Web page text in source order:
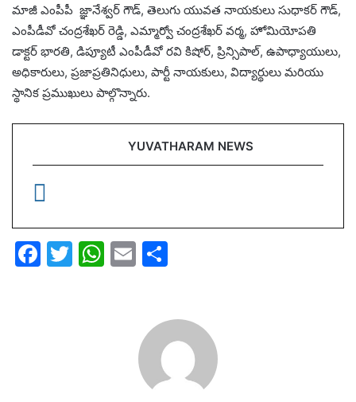
మాజీ ఎంపీపీ జ్ఞానేశ్వర్ గౌడ్, తెలుగు యువత నాయకులు సుధాకర్ గౌడ్,
ఎంపీడీవో చంద్రశేఖర్ రెడ్డి, ఎమ్మార్వో చంద్రశేఖర్ వర్మ, హోమియోపతి
డాక్టర్ భారతి, డిప్యూటీ ఎంపీడీవో రవి కిషోర్, ప్రిన్సిపాల్, ఉపాధ్యాయులు,
అధికారులు, ప్రజాప్రతినిధులు, పార్టీ నాయకులు, విద్యార్థులు మరియు
స్థానిక ప్రముఖులు పాల్గొన్నారు.
YUVATHARAM NEWS
F
T
W E
e